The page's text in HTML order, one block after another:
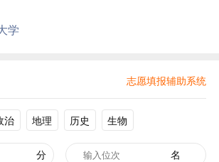
学
志愿填报辅助系统
治 地理 历史 生物
分 名